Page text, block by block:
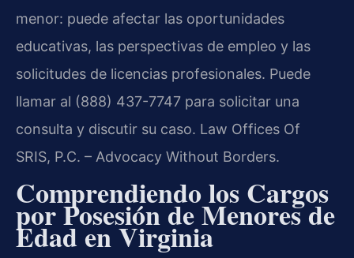
menor: puede afectar las oportunidades
educativas, las perspectivas de empleo y las
solicitudes de licencias profesionales. Puede
llamar al (888) 437-7747 para solicitar una
consulta y discutir su caso. Law Offices Of
SRIS, P.C. – Advocacy Without Borders.
Comprendiendo los Cargos
por Posesión de Menores de
Edad en Virginia